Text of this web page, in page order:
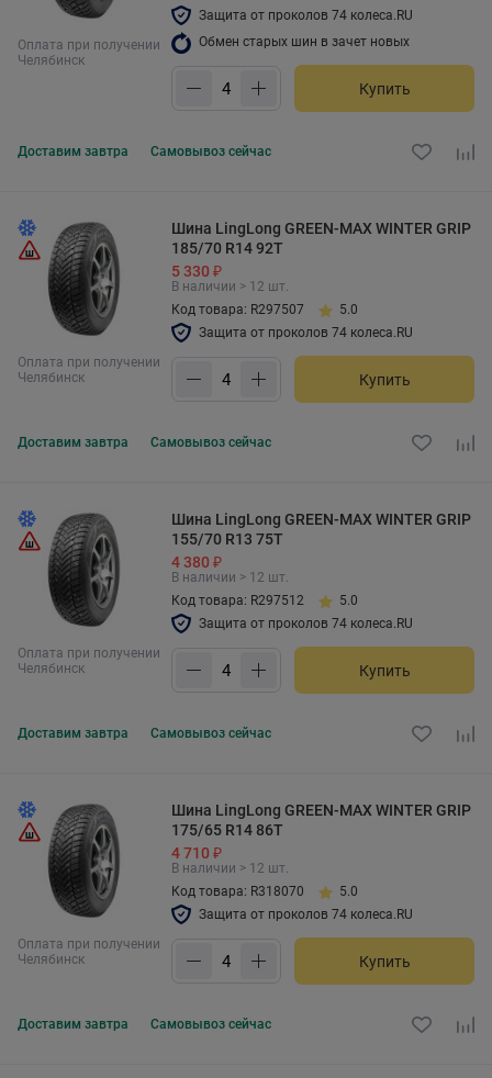
Оплата при получении
Челябинск
Защита от проколов 74 колеса.RU
Обмен старых шин в зачет новых
Купить
Доставим завтра Самовывоз сейчас
Оплата при получении
Челябинск
Шина LingLong GREEN-MAX WINTER GRIP
185/70 R14 92T
5 330 ₽
В наличии > 12 шт.
Код товара: R297507
5.0
Защита от проколов 74 колеса.RU
Купить
Доставим завтра Самовывоз сейчас
Оплата при получении
Челябинск
Шина LingLong GREEN-MAX WINTER GRIP
155/70 R13 75T
4 380 ₽
В наличии > 12 шт.
Код товара: R297512
5.0
Защита от проколов 74 колеса.RU
Купить
Доставим завтра Самовывоз сейчас
Оплата при получении
Челябинск
Шина LingLong GREEN-MAX WINTER GRIP
175/65 R14 86T
4 710 ₽
В наличии > 12 шт.
Код товара: R318070
5.0
Защита от проколов 74 колеса.RU
Купить
Доставим завтра Самовывоз сейчас